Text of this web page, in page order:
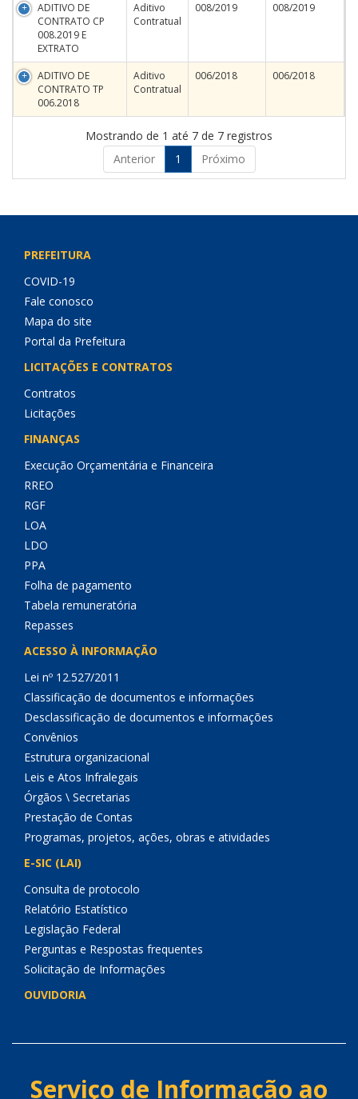
ADITIVO DE
CONTRATO CP
008.2019 E
EXTRATO
Aditivo
Contratual
008/2019 008/2019
ADITIVO DE
CONTRATO TP
006.2018
Aditivo
Contratual
006/2018 006/2018
Mostrando de 1 até 7 de 7 registros
Anterior
1 Próximo
PREFEITURA
COVID-19
Fale conosco
Mapa do site
Portal da Prefeitura
LICITAÇÕES E CONTRATOS
Contratos
Licitações
FINANÇAS
Execução Orçamentária e Financeira
RREO
RGF
LOA
LDO
PPA
Folha de pagamento
Tabela remuneratória
Repasses
ACESSO À INFORMAÇÃO
Lei nº 12.527/2011
Classificação de documentos e informações
Desclassificação de documentos e informações
Convênios
Estrutura organizacional
Leis e Atos Infralegais
Órgãos \ Secretarias
Prestação de Contas
Programas, projetos, ações, obras e atividades
E-SIC (LAI)
Consulta de protocolo
Relatório Estatístico
Legislação Federal
Perguntas e Respostas frequentes
Solicitação de Informações
OUVIDORIA
Serviço de Informação ao